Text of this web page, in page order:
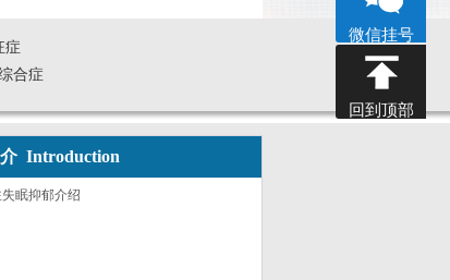
症
合症
Introduction
微信挂号
回到顶部